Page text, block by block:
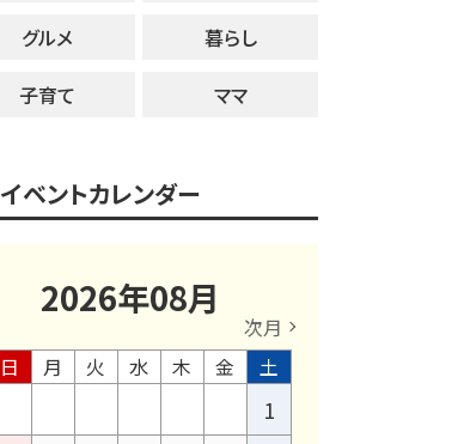
グルメ
暮らし
子育て
ママ
イベントカレンダー
2026年08月
次月
日
月 火 水 木 金 土
1